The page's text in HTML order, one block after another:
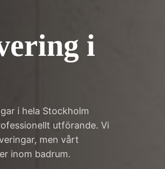
i
i hela Stockholm
utförande. Vi
men vårt
inom badrum.